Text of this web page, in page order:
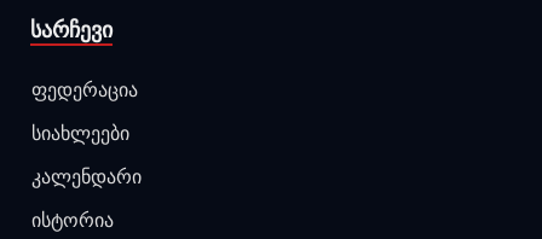
ᲡᲐᲠᲩᲔᲕᲘ
ფედერაცია
სიახლეები
კალენდარი
ისტორია